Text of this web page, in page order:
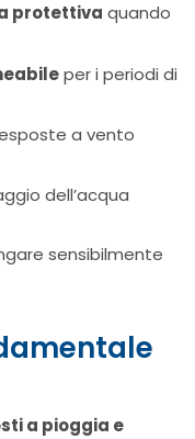
protettiva quando
per i periodi di
a vento
dell’acqua
sensibilmente
a pioggia e